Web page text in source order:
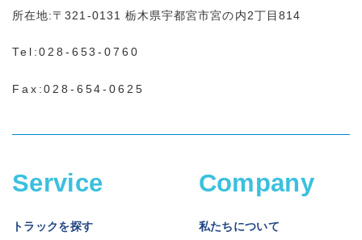
所在地:〒321-0131 栃木県宇都宮市宮の内2丁目814
Tel:028-653-0760
Fax:028-654-0625
Service
トラックを探す
Company
私たちについて